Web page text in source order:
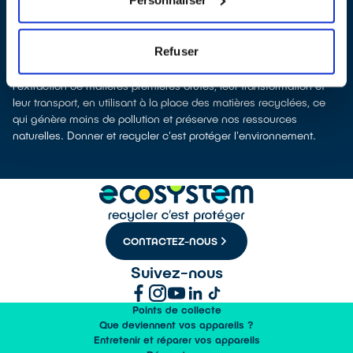
Refuser
La fabrication d’appareils électriques neufs est génératrice de
pollution et consommatrice de ressources naturelles. Donner son
appareil permet d’éviter la production de nouveaux produits en
alimentant le marché de l'occasion. Le recyclage permet d'éviter
l'extraction de matières premières brutes, leur transformation et
leur transport, en utilisant à la place des matières recyclées, ce
qui génère moins de pollution et préserve nos ressources
naturelles. Donner et recycler c'est protéger l'environnement.
CONTACTEZ-NOUS
Suivez-nous
Points de collecte
Que deviennent vos appareils ?
Entretenir et réparer vos appareils